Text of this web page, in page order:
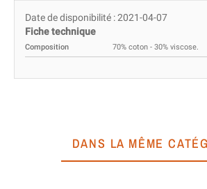
Date de disponibilité :2021-04-07
Fiche technique
Composition 70% coton - 30% viscose.
DANS LA MÊME